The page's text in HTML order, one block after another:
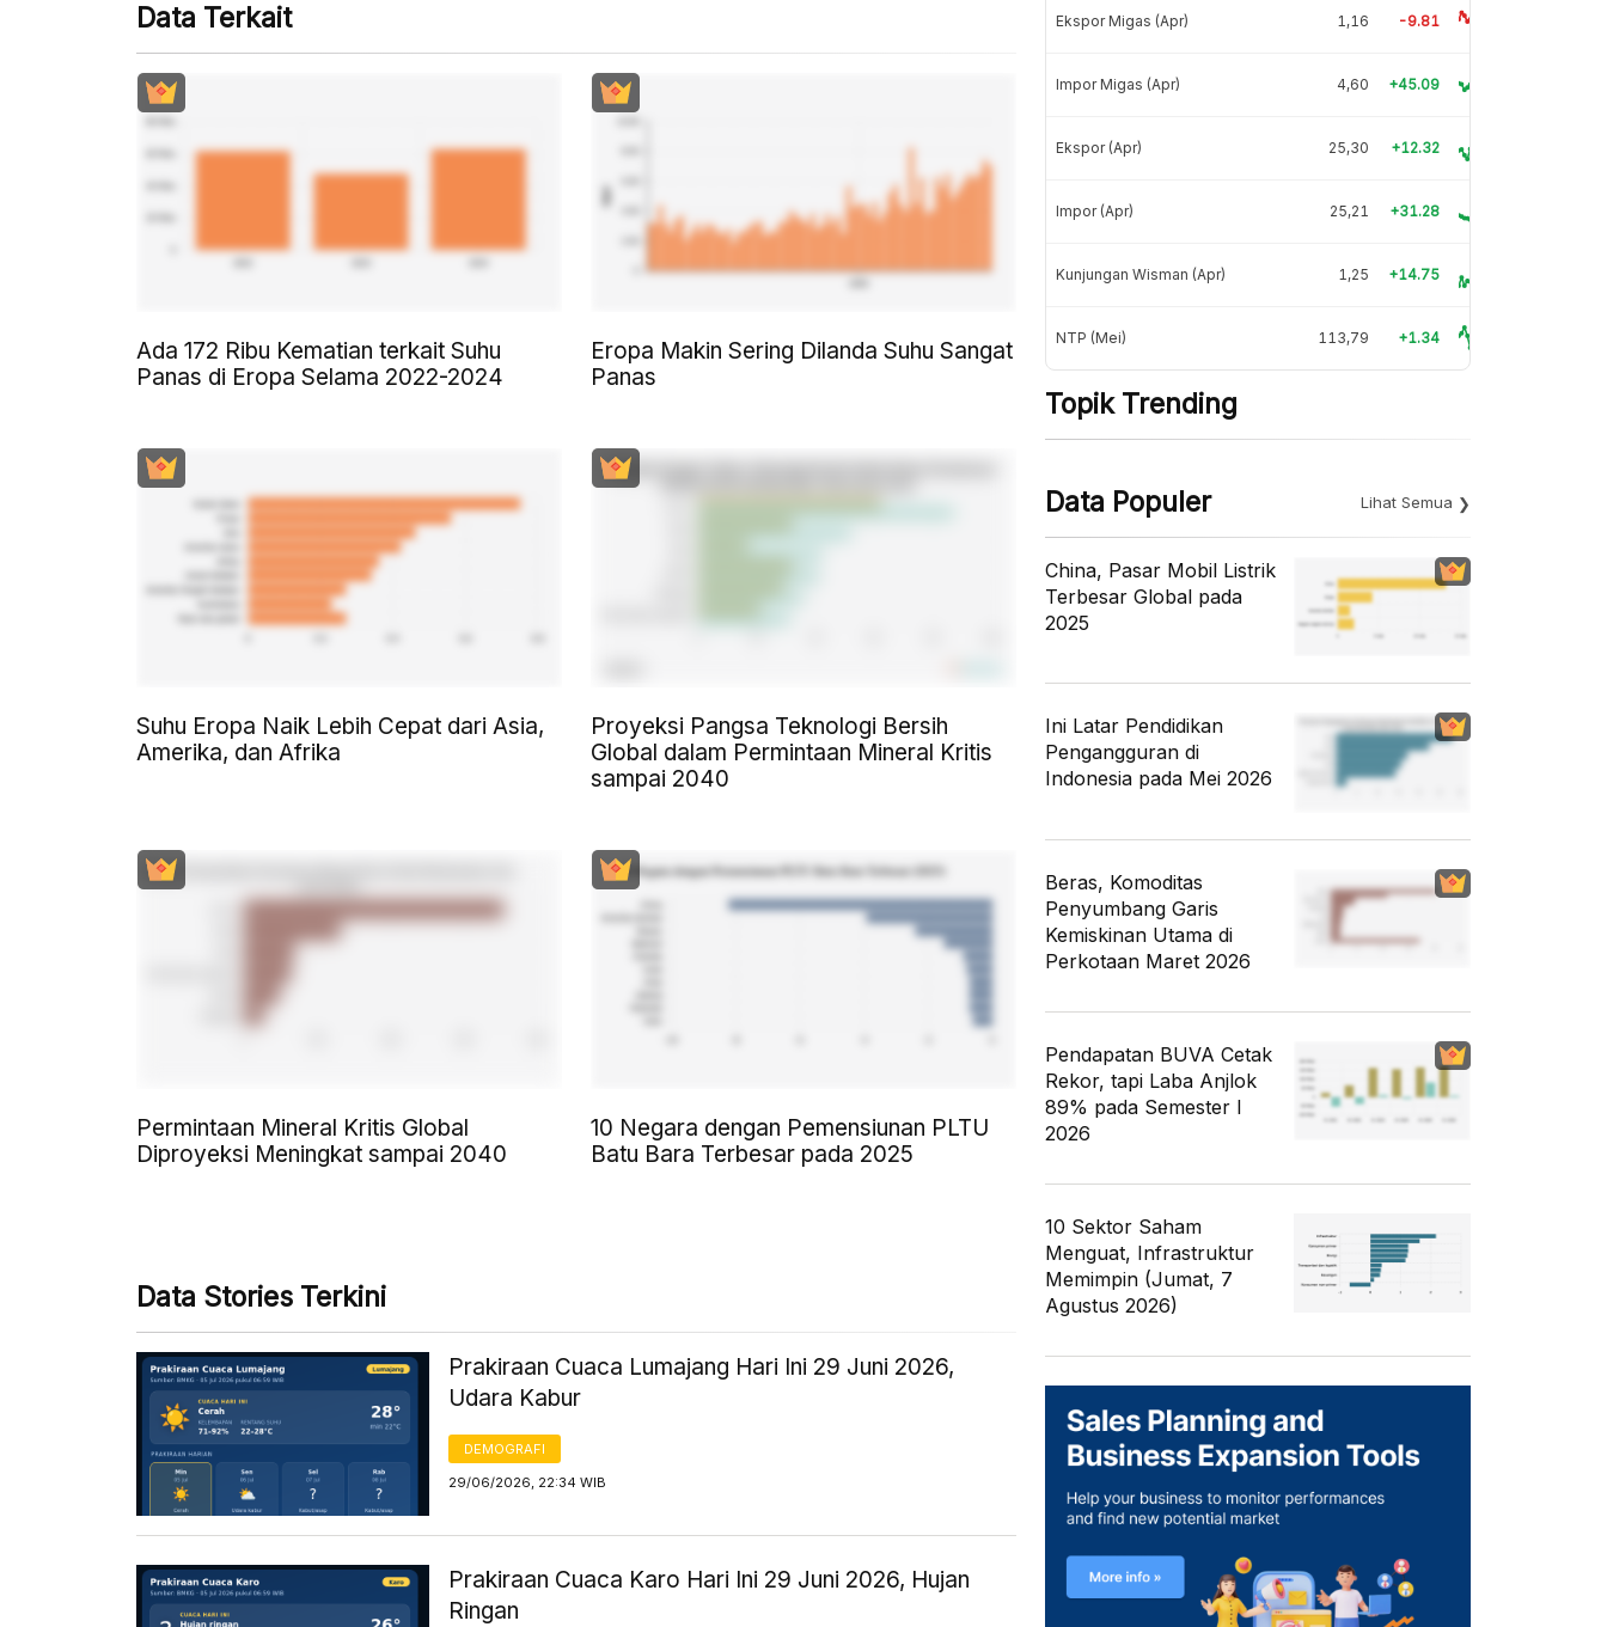
Data Terkait
Ada 172 Ribu Kematian terkait Suhu
Panas di Eropa Selama 2022-2024
Eropa Makin Sering Dilanda Suhu Sangat
Panas
Suhu Eropa Naik Lebih Cepat dari Asia,
Amerika, dan Afrika
Proyeksi Pangsa Teknologi Bersih
Global dalam Permintaan Mineral Kritis
sampai 2040
Permintaan Mineral Kritis Global
Diproyeksi Meningkat sampai 2040
10 Negara dengan Pemensiunan PLTU
Batu Bara Terbesar pada 2025
Data Stories Terkini
Prakiraan Cuaca Lumajang Hari Ini 29 Juni 2026,
Udara Kabur
DEMOGRAFI
29/06/2026, 22:34 WIB
Prakiraan Cuaca Karo Hari Ini 29 Juni 2026, Hujan
Ringan
Ekspor Migas (Apr) 1,16 -9.81
Impor Migas (Apr) 4,60 +45.09
Ekspor (Apr) 25,30 +12.32
Impor (Apr) 25,21 +31.28
Kunjungan Wisman (Apr) 1,25 +14.75
NTP (Mei) 113,79 +1.34
Topik Trending
Data Populer Lihat Semua
China, Pasar Mobil Listrik
Terbesar Global pada
2025
Ini Latar Pendidikan
Pengangguran di
Indonesia pada Mei 2026
Beras, Komoditas
Penyumbang Garis
Kemiskinan Utama di
Perkotaan Maret 2026
Pendapatan BUVA Cetak
Rekor, tapi Laba Anjlok
89% pada Semester I
2026
10 Sektor Saham
Menguat, Infrastruktur
Memimpin (Jumat, 7
Agustus 2026)